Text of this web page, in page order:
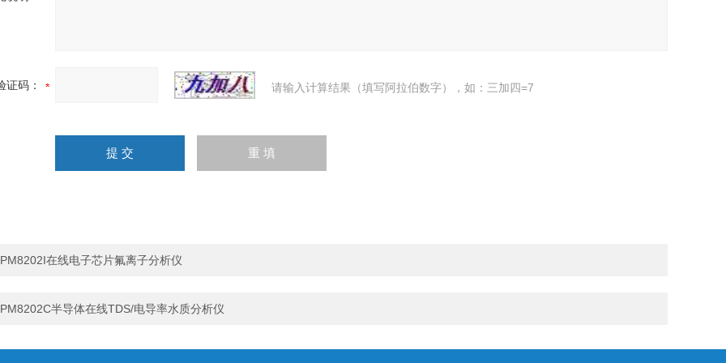
证码： 请输入计算结果（填写阿拉伯数字），如：三加四=7
PM8202I在线电子芯片氟离子分析仪
PM8202C半导体在线TDS/电导率水质分析仪